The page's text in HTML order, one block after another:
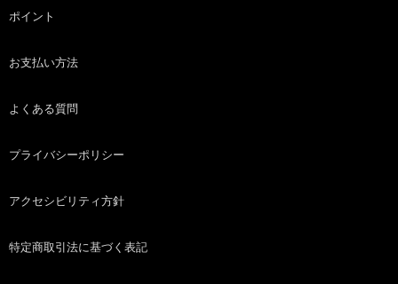
ポイント
お支払い方法
よくある質問
プライバシーポリシー
アクセシビリティ方針
特定商取引法に基づく表記